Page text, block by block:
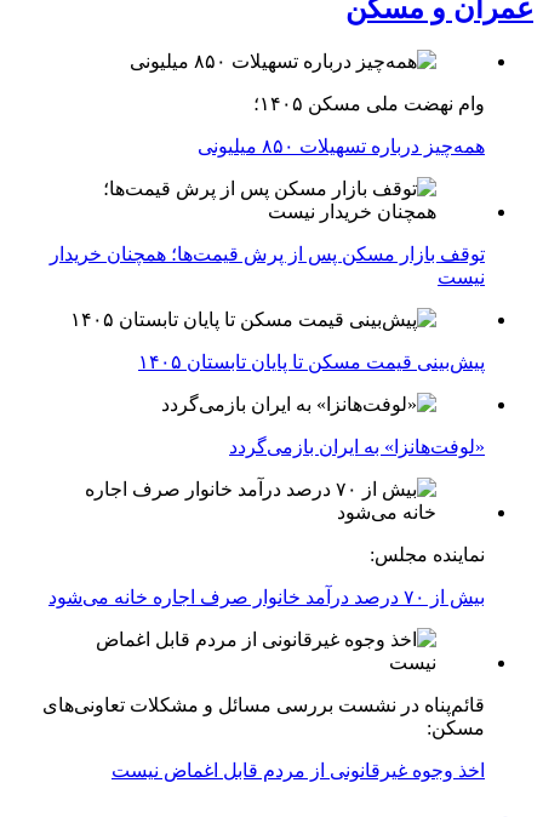
عمران و مسکن
وام نهضت ملی مسکن ۱۴۰۵؛
همه‌چیز درباره تسهیلات ۸۵۰ میلیونی
توقف بازار مسکن پس از پرش قیمت‌ها؛ همچنان خریدار
نیست
پیش‌بینی قیمت مسکن تا پایان تابستان ۱۴۰۵
«لوفت‌هانزا» به ایران بازمی‌گردد
نماینده مجلس:
بیش از ۷۰ درصد درآمد خانوار صرف اجاره خانه می‌شود
قائم‌پناه در نشست بررسی مسائل و مشکلات تعاونی‌های
مسکن:
اخذ وجوه غیرقانونی از مردم قابل اغماض نیست